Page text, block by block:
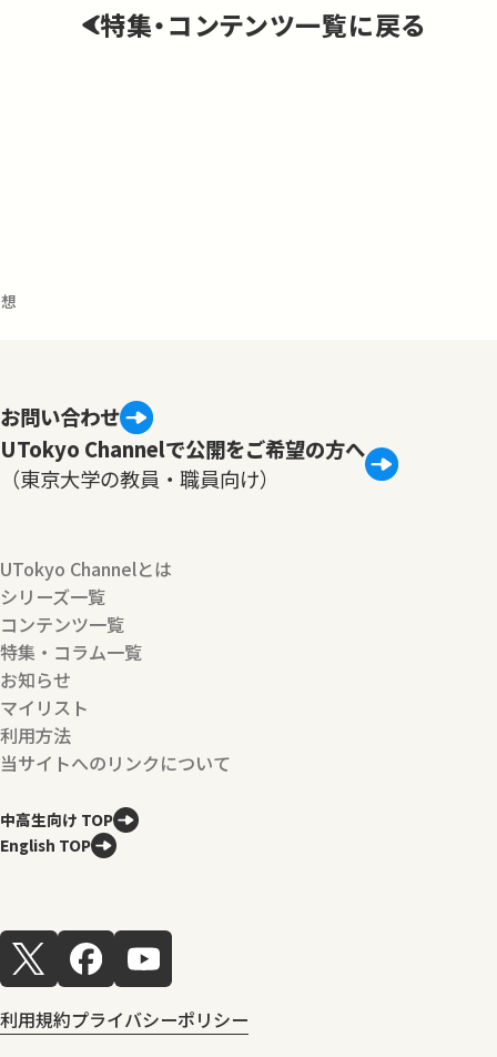
特集・コンテンツ一覧に戻る
お問い合わせ
UTokyo Channelで公開をご希望の方へ
（東京大学の教員・職員向け）
UTokyo Channelとは
シリーズ一覧
コンテンツ一覧
特集・コラム一覧
お知らせ
マイリスト
利用方法
当サイトへのリンクについて
中高生向け TOP
English TOP
利用規約プライバシーポリシー